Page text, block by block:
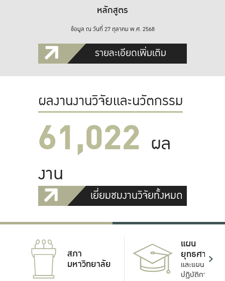
หลักสูตร
ข้อมูล ณ วันที่ 27 ตุลาคม พ.ศ. 2568
รายละเอียดเพิ่มเติม
ผลงานงานวิจัยและนวัตกรรม
61,022 ผล
งาน
เยี่ยมชมงานวิจัยทั้งหมด
สภา
มหาวิทยาลัย
แผน
ยุทธศาสตร์
และแผน
ปฏิบัติการ